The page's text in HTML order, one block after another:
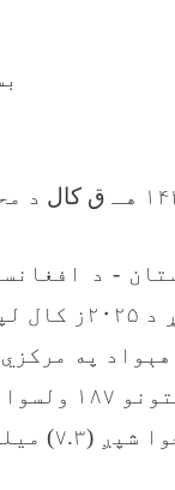
هـ ق کال د
- د
ادارو په
په
عمره ماشومان واکسین شي.